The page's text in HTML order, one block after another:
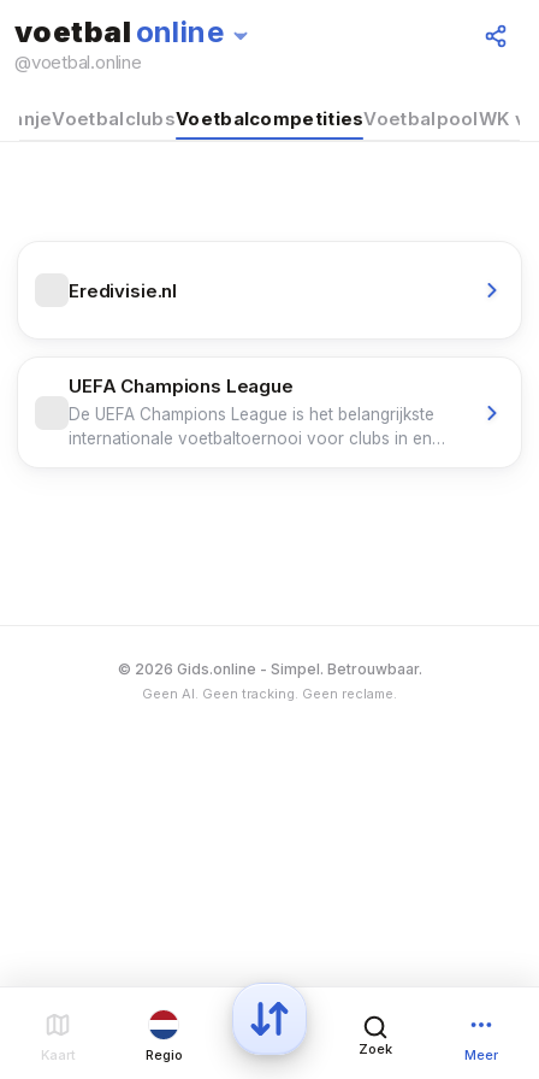
voetbal online
@voetbal.online
VoetbalclubsVoetbalcompetitiesVoetbalpoolWK
Alles
Eredivisie.nl
UEFA Champions League
De UEFA Champions League is het belangrijkste
internationale voetbaltoernooi voor clubs in en
© 2026 Gids.online - Simpel. Betrouwbaar.
Geen AI. Geen tracking. Geen reclame.
Kaart Regio Zoek Meer